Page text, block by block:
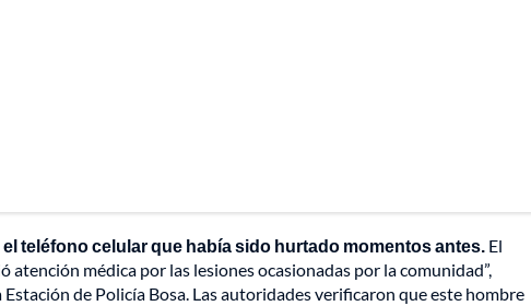
teléfono celular que había sido hurtado momentos antes. El
médica por las lesiones ocasionadas por la comunidad”,
de Policía Bosa. Las autoridades verificaron que este hombre